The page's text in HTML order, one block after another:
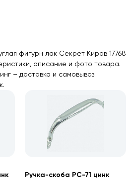
фигурн лак Секрет Киров 17768
описание и фото товара.
– доставка и самовывоз.
Ручка-скоба РС-71 цинк